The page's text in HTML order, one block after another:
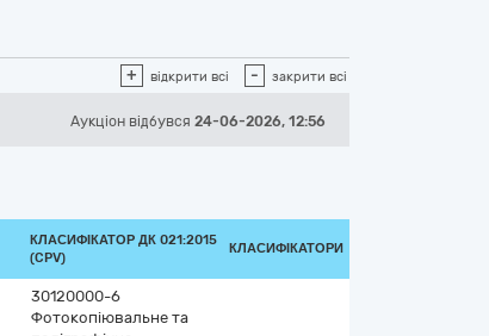
+ відкрити всі - закрити всі
Аукціон відбувся 24-06-2026, 12:56
КЛАСИФІКАТОР ДК 021:2015
(CPV)
КЛАСИФІКАТОРИ
30120000-6
Фотокопіювальне та